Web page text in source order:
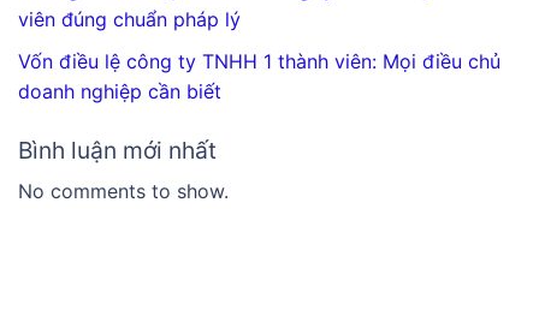
viên đúng chuẩn pháp lý
Vốn điều lệ công ty TNHH 1 thành viên: Mọi điều chủ
doanh nghiệp cần biết
Bình luận mới nhất
No comments to show.